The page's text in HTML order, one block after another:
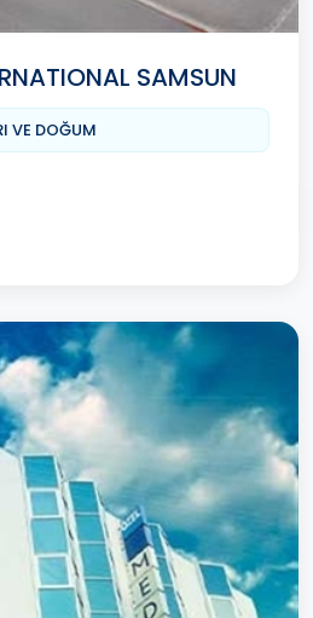
SAMSUN
VE DOĞUM